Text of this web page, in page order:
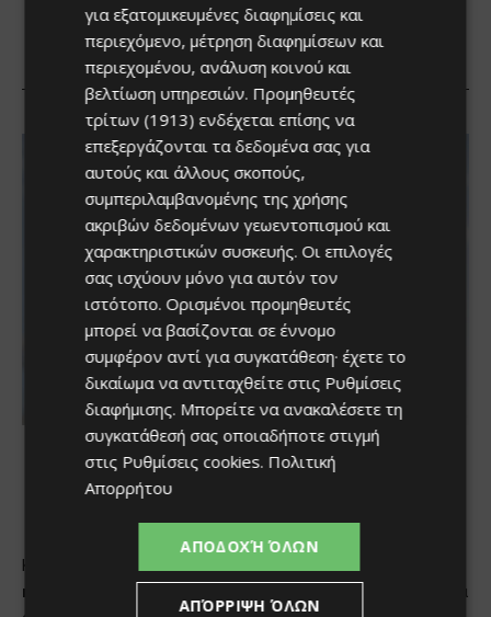
για εξατομικευμένες διαφημίσεις και
περιεχόμενο, μέτρηση διαφημίσεων και
περιεχομένου, ανάλυση κοινού και
βελτίωση υπηρεσιών. Προμηθευτές
τρίτων (1913) ενδέχεται επίσης να
επεξεργάζονται τα δεδομένα σας για
αυτούς και άλλους σκοπούς,
συμπεριλαμβανομένης της χρήσης
ακριβών δεδομένων γεωεντοπισμού και
χαρακτηριστικών συσκευής. Οι επιλογές
σας ισχύουν μόνο για αυτόν τον
ιστότοπο. Ορισμένοι προμηθευτές
μπορεί να βασίζονται σε έννομο
συμφέρον αντί για συγκατάθεση· έχετε το
δικαίωμα να αντιταχθείτε στις Ρυθμίσεις
διαφήμισης. Μπορείτε να ανακαλέσετε τη
συγκατάθεσή σας οποιαδήποτε στιγμή
στις Ρυθμίσεις cookies. Πολιτική
Απορρήτου
ΑΠΟΔΟΧΉ ΌΛΩΝ
ΑΠΌΡΡΙΨΗ ΌΛΩΝ